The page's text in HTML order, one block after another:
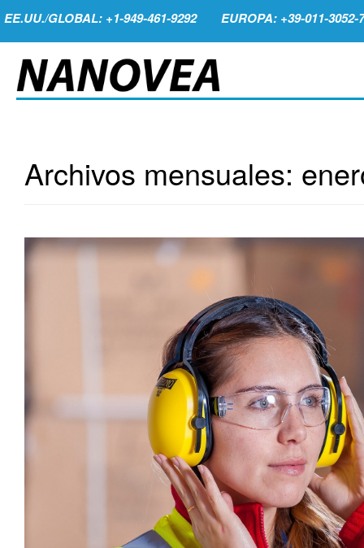
EE.UU./GLOBAL: +1-949-461-9292 EUROPA: +39-011-3052-
Archivos mensuales: